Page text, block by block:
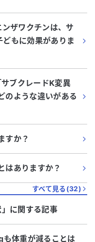
ザワクチンは、サ
もに効果がありま
ブクレードK変異
のような違いがある
すか？
はありますか？
すべて見る(32)
」に関する記事
も体重が減ることは